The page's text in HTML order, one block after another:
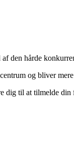
den hårde
og bliver
til at tilmelde